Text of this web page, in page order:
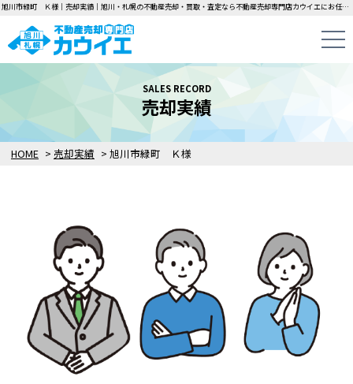
旭川市緑町 Ｋ様｜売却実績｜旭川・札幌の不動産売却・買取・査定なら不動産売却専門店カウイエにお任せください！中古一戸建て・マンション・土地の即日無料査定・即金買取を行っています！
HOME > 売却実績 > 旭川市緑町 Ｋ様
SALES RECORD
売却実績